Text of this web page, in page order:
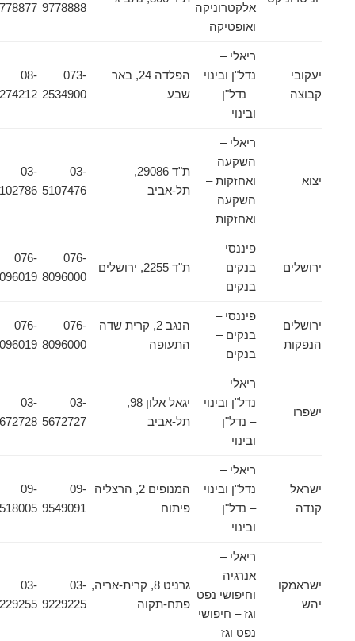
אלקטרוניקה
ואופטיקה
9778888
9778877
יעקובי
קבוצה
ריאלי –
נדל"ן ובינוי
– נדל"ן
ובינוי
הפלדה 24, באר
שבע
073-
2534900
6274212
ריאלי –
השקעה
ואחזקות –
השקעה
ואחזקות
ת"ד 29086,
תל-אביב
5107476
5102786
ירושלים
פיננסי –
בנקים –
בנקים
076-
8096000
076-
8096019
ירושלים
הנפקות
פיננסי –
בנקים –
בנקים
הנגב 2, קרית שדה
התעופה
076-
8096000
076-
8096019
ישפרו
ריאלי –
נדל"ן ובינוי
– נדל"ן
ובינוי
יגאל אלון 98,
תל-אביב
5672727
5672728
ישראל
קנדה
ריאלי –
נדל"ן ובינוי
– נדל"ן
ובינוי
המנופים 2, הרצליה
פיתוח
09-
9549091
9518005
ישראמקו
ריאלי –
אנרגיה
וחיפושי נפט
וגז – חיפושי
נפט וגז
גרניט 8, קרית-אריה,
פתח-תקוה
03-
9229225
9229255